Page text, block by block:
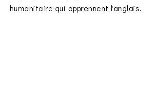
humanitaire qui apprennent l'anglais.